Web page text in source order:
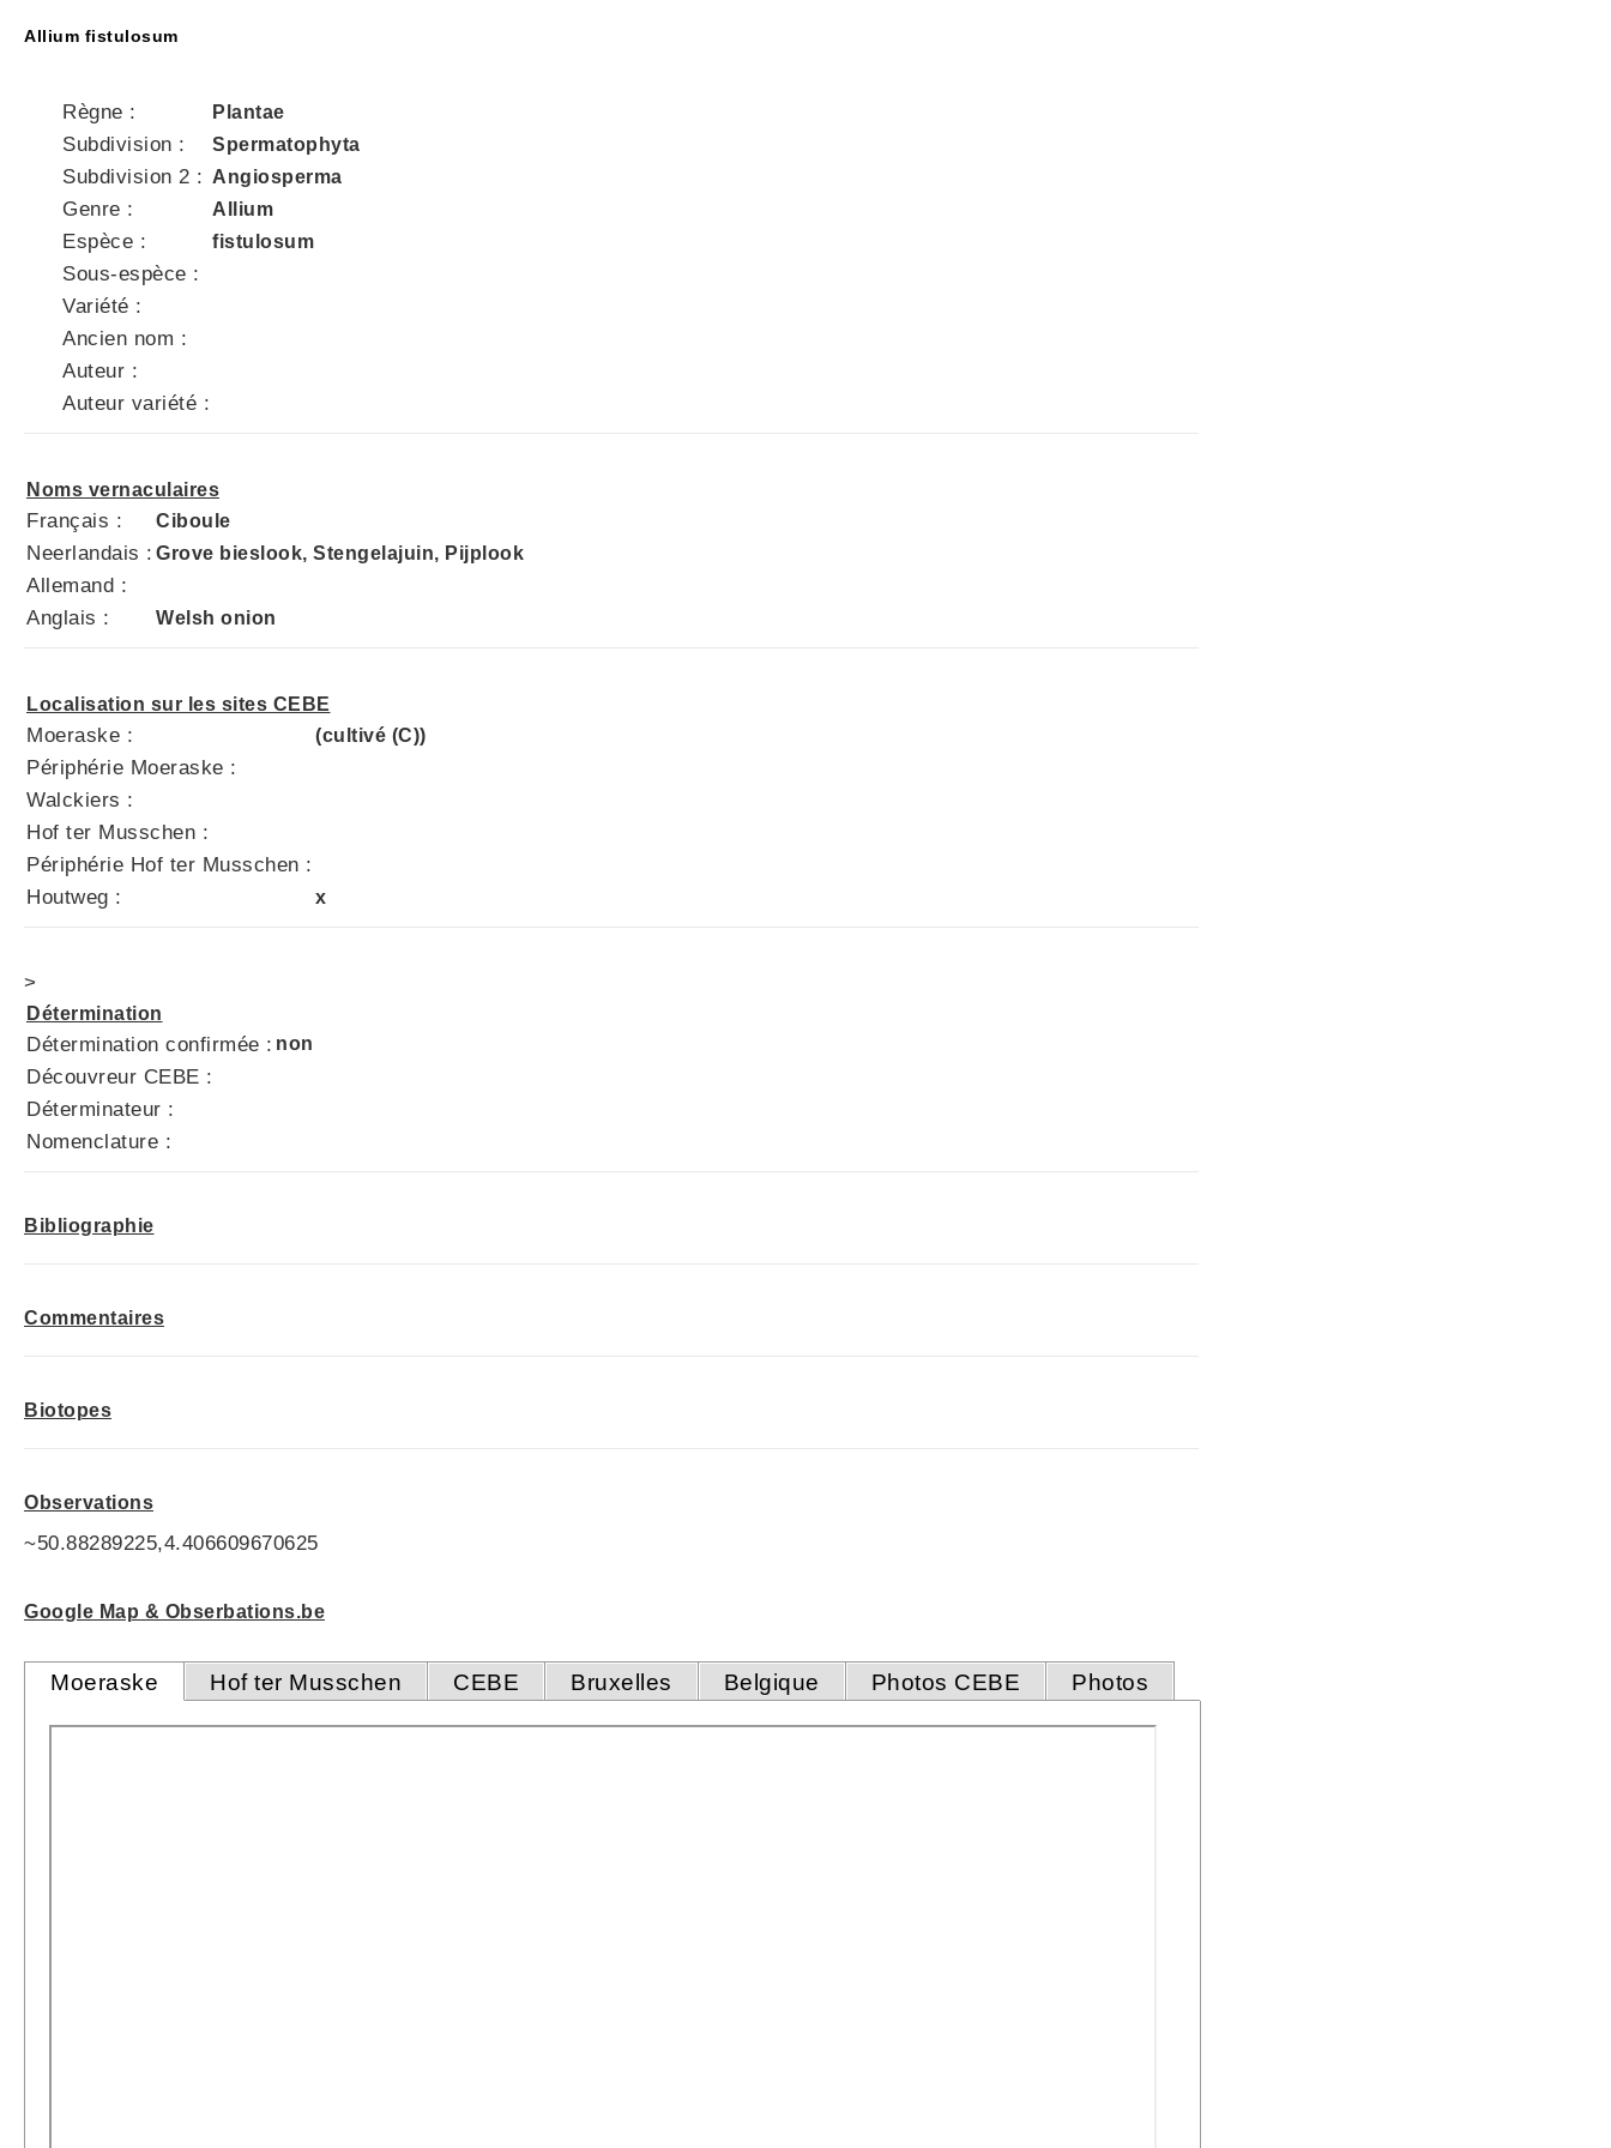
Allium fistulosum
Règne : Plantae
Subdivision : Spermatophyta
Subdivision 2 : Angiosperma
Genre : Allium
Espèce : fistulosum
Sous-espèce :
Variété :
Ancien nom :
Auteur :
Auteur variété :
Noms vernaculaires
Français : Ciboule
Neerlandais : Grove bieslook, Stengelajuin, Pijplook
Allemand :
Anglais :
Welsh onion
Localisation sur les sites CEBE
Moeraske : (cultivé (C))
Périphérie Moeraske :
Walckiers :
Hof ter Musschen :
Périphérie Hof ter Musschen :
Houtweg :
x
>
Détermination
Détermination confirmée : non
Découvreur CEBE :
Déterminateur :
Nomenclature :
Bibliographie
Commentaires
Biotopes
Observations
~50.88289225,4.406609670625
Google Map & Obserbations.be
Moeraske Hof ter Musschen CEBE Bruxelles Belgique Photos CEBE Photos